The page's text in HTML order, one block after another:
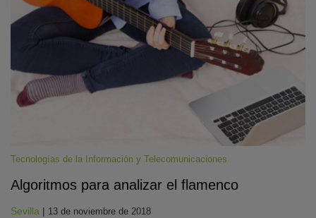
Tecnologías de la Información y Telecomunicaciones
Algoritmos para analizar el flamenco
Sevilla | 13 de noviembre de 2018